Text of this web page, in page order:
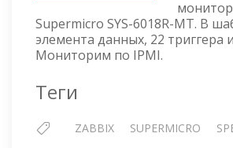
Supermicro SYS-6018R-MT. В
элемента данных, 22 триггера
Мониторим по IPMI.
Теги
ZABBIX SUPERMICRO